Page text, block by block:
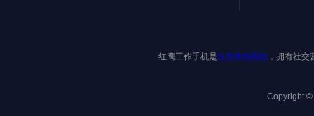
红鹰工作手机是社交营销系统 ，拥有社
Copyright ©